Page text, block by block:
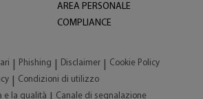
AREA PERSONALE
COMPLIANCE
Phishing Disclaimer
Cookie Policy
Condizioni di utilizzo
e la qualità Canale di segnalazione